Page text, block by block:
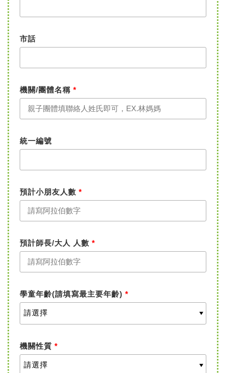
市話
機關/團體名稱 *
統一編號
預計小朋友人數 *
預計師長/大人 人數 *
學童年齡(請填寫最主要年齡) *
機關性質 *